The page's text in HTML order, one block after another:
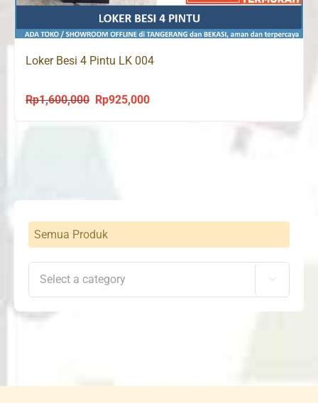
Loker Besi 4 Pintu LK 004
Rp1,600,000
Original
Rp925,000Current
Semua Produk
